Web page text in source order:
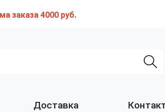
заказа 4000 руб.
Доставка